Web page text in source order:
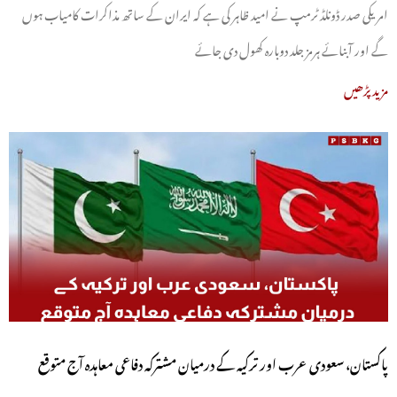
امریکی صدر ڈونلڈ ٹرمپ نے امید ظاہر کی ہے کہ ایران کے ساتھ مذاکرات کامیاب ہوں
گے اور آبنائے ہرمز جلد دوبارہ کھول دی جائے
مزید پڑھیں
پاکستان، سعودی عرب اور ترکیہ کے درمیان مشترکہ دفاعی معاہدہ آج متوقع